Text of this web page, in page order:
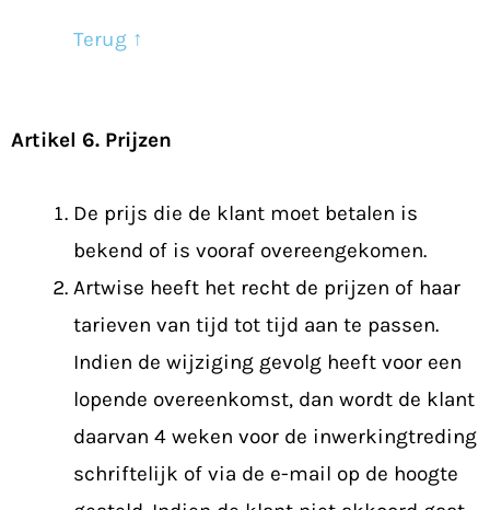
Terug ↑
Artikel 6. Prijzen
De prijs die de klant moet betalen is
bekend of is vooraf overeengekomen.
Artwise heeft het recht de prijzen of haar
tarieven van tijd tot tijd aan te passen.
Indien de wijziging gevolg heeft voor een
lopende overeenkomst, dan wordt de klant
daarvan 4 weken voor de inwerkingtreding
schriftelijk of via de e-mail op de hoogte